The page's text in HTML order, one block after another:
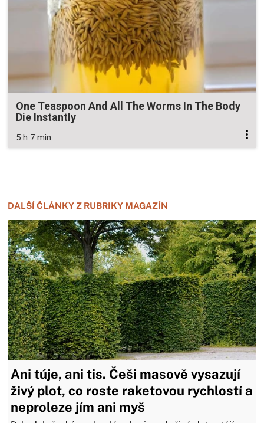
One Teaspoon And All The Worms In The Body
Die Instantly
5 h 7 min
DALŠÍ ČLÁNKY Z RUBRIKY MAGAZÍN
Ani túje, ani tis. Češi masově vysazují
živý plot, co roste raketovou rychlostí a
neproleze jím ani myš